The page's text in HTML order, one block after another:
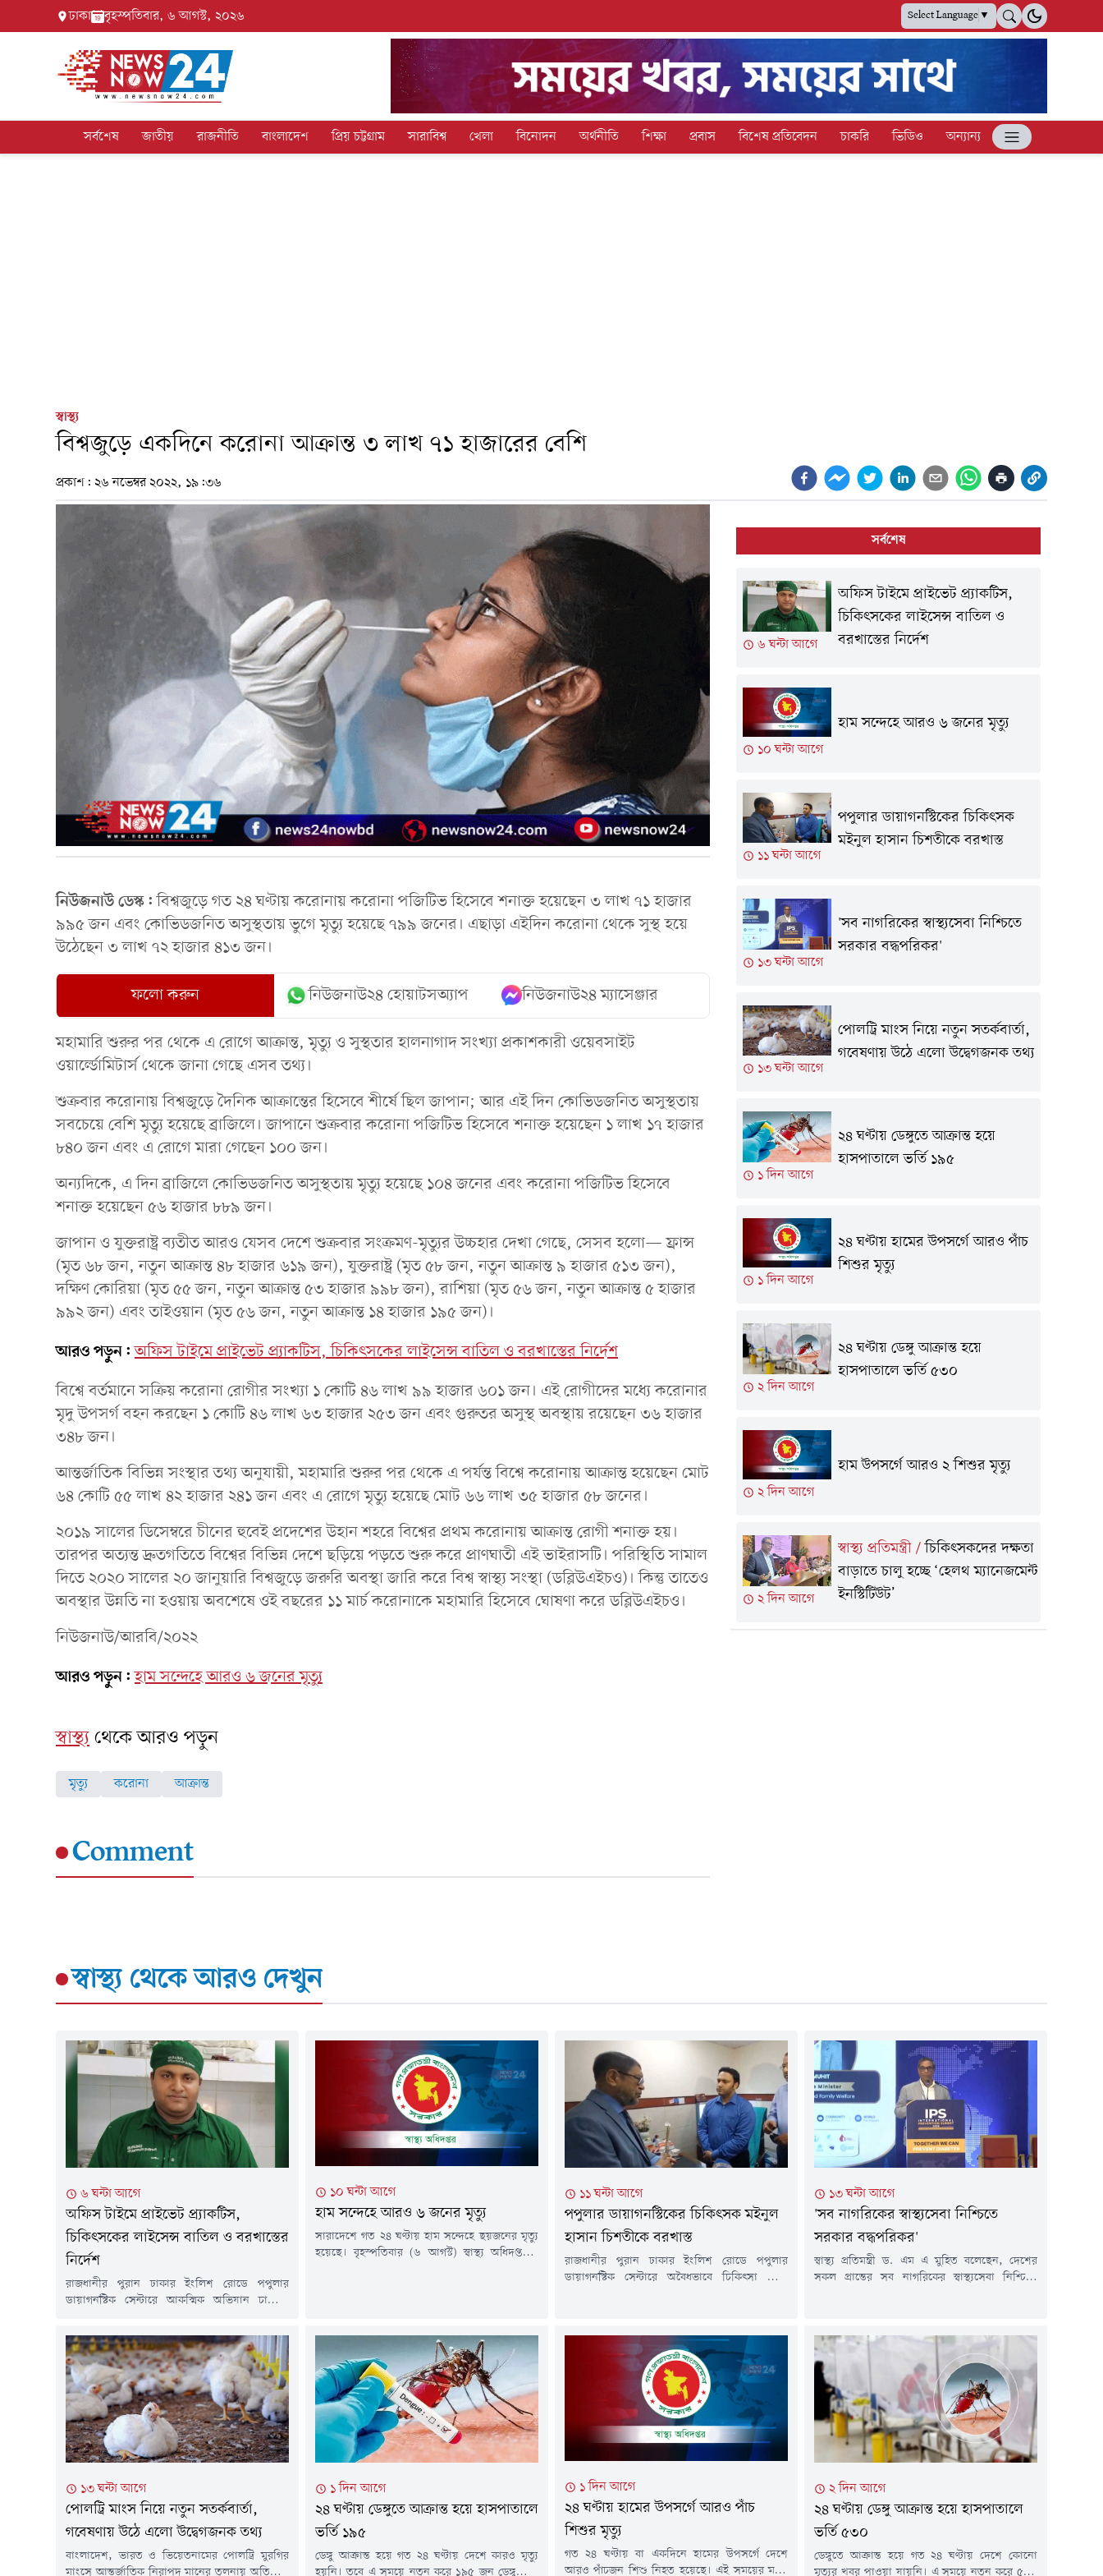
ঢাকা বৃহস্পতিবার, ৬ আগস্ট, ২০২৬ Select Language▼
সর্বশেষ জাতীয় রাজনীতি বাংলাদেশ প্রিয় চট্টগ্রাম সারাবিশ্ব খেলা বিনোদন অর্থনীতি শিক্ষা প্রবাস বিশেষ প্রতিবেদন চাকরি ভিডিও অন্যান্য
স্বাস্থ্য
বিশ্বজুড়ে একদিনে করোনা আক্রান্ত ৩ লাখ ৭১ হাজারের বেশি
প্রকাশ: ২৬ নভেম্বর ২০২২, ১৯:৩৬
নিউজনাউ ডেস্ক:বিশ্বজুড়ে গত ২৪ ঘণ্টায় করোনায় করোনা পজিটিভ হিসেবে শনাক্ত হয়েছেন ৩ লাখ ৭১ হাজার
৯৯৫ জন এবং কোভিডজনিত অসুস্থতায় ভুগে মৃত্যু হয়েছে ৭৯৯ জনের। এছাড়া এইদিন করোনা থেকে সুস্থ হয়ে
উঠেছেন ৩ লাখ ৭২ হাজার ৪১৩ জন।
ফলো করুন নিউজনাউ২৪ হোয়াটসঅ্যাপ নিউজনাউ২৪ ম্যাসেঞ্জার
মহামারি শুরুর পর থেকে এ রোগে আক্রান্ত, মৃত্যু ও সুস্থতার হালনাগাদ সংখ্যা প্রকাশকারী ওয়েবসাইট
ওয়ার্ল্ডোমিটার্স থেকে জানা গেছে এসব তথ্য।
শুক্রবার করোনায় বিশ্বজুড়ে দৈনিক আক্রান্তের হিসেবে শীর্ষে ছিল জাপান; আর এই দিন কোভিডজনিত অসুস্থতায়
সবচেয়ে বেশি মৃত্যু হয়েছে ব্রাজিলে। জাপানে শুক্রবার করোনা পজিটিভ হিসেবে শনাক্ত হয়েছেন ১ লাখ ১৭ হাজার
৮৪০ জন এবং এ রোগে মারা গেছেন ১০০ জন।
অন্যদিকে, এ দিন ব্রাজিলে কোভিডজনিত অসুস্থতায় মৃত্যু হয়েছে ১০৪ জনের এবং করোনা পজিটিভ হিসেবে
শনাক্ত হয়েছেন ৫৬ হাজার ৮৮৯ জন।
জাপান ও যুক্তরাষ্ট্র ব্যতীত আরও যেসব দেশে শুক্রবার সংক্রমণ-মৃত্যুর উচ্চহার দেখা গেছে, সেসব হলো— ফ্রান্স
(মৃত ৬৮ জন, নতুন আক্রান্ত ৪৮ হাজার ৬১৯ জন), যুক্তরাষ্ট্র (মৃত ৫৮ জন, নতুন আক্রান্ত ৯ হাজার ৫১৩ জন),
দক্ষিণ কোরিয়া (মৃত ৫৫ জন, নতুন আক্রান্ত ৫৩ হাজার ৯৯৮ জন), রাশিয়া (মৃত ৫৬ জন, নতুন আক্রান্ত ৫ হাজার
৯৯২ জন) এবং তাইওয়ান (মৃত ৫৬ জন, নতুন আক্রান্ত ১৪ হাজার ১৯৫ জন)।
আরও পড়ুন: অফিস টাইমে প্রাইভেট প্র্যাকটিস, চিকিৎসকের লাইসেন্স বাতিল ও বরখাস্তের নির্দেশ
বিশ্বে বর্তমানে সক্রিয় করোনা রোগীর সংখ্যা ১ কোটি ৪৬ লাখ ৯৯ হাজার ৬০১ জন। এই রোগীদের মধ্যে করোনার
মৃদু উপসর্গ বহন করছেন ১ কোটি ৪৬ লাখ ৬৩ হাজার ২৫৩ জন এবং গুরুতর অসুস্থ অবস্থায় রয়েছেন ৩৬ হাজার
৩৪৮ জন।
আন্তর্জাতিক বিভিন্ন সংস্থার তথ্য অনুযায়ী, মহামারি শুরুর পর থেকে এ পর্যন্ত বিশ্বে করোনায় আক্রান্ত হয়েছেন মোট
৬৪ কোটি ৫৫ লাখ ৪২ হাজার ২৪১ জন এবং এ রোগে মৃত্যু হয়েছে মোট ৬৬ লাখ ৩৫ হাজার ৫৮ জনের।
২০১৯ সালের ডিসেম্বরে চীনের হুবেই প্রদেশের উহান শহরে বিশ্বের প্রথম করোনায় আক্রান্ত রোগী শনাক্ত হয়।
তারপর অত্যন্ত দ্রুতগতিতে বিশ্বের বিভিন্ন দেশে ছড়িয়ে পড়তে শুরু করে প্রাণঘাতী এই ভাইরাসটি। পরিস্থিতি সামাল
দিতে ২০২০ সালের ২০ জানুয়ারি বিশ্বজুড়ে জরুরি অবস্থা জারি করে বিশ্ব স্বাস্থ্য সংস্থা (ডব্লিউএইচও)। কিন্তু তাতেও
অবস্থার উন্নতি না হওয়ায় অবশেষে ওই বছরের ১১ মার্চ করোনাকে মহামারি হিসেবে ঘোষণা করে ডব্লিউএইচও।
নিউজনাউ/আরবি/২০২২
আরও পড়ুন: হাম সন্দেহে আরও ৬ জনের মৃত্যু
স্বাস্থ্যথেকে আরও পড়ুন
মৃত্যু করোনা আক্রান্ত
Comment
সর্বশেষ
৬ ঘন্টা আগে
অফিস টাইমে প্রাইভেট প্র্যাকটিস,
চিকিৎসকের লাইসেন্স বাতিল ও
বরখাস্তের নির্দেশ
১০ ঘন্টা আগে
হাম সন্দেহে আরও ৬ জনের মৃত্যু
১১ ঘন্টা আগে
পপুলার ডায়াগনস্টিকের চিকিৎসক
মইনুল হাসান চিশতীকে বরখাস্ত
১৩ ঘন্টা আগে
'সব নাগরিকের স্বাস্থ্যসেবা নিশ্চিতে
সরকার বদ্ধপরিকর'
১৩ ঘন্টা আগে
পোলট্রি মাংস নিয়ে নতুন সতর্কবার্তা,
গবেষণায় উঠে এলো উদ্বেগজনক তথ্য
১ দিন আগে
২৪ ঘণ্টায় ডেঙ্গুতে আক্রান্ত হয়ে
হাসপাতালে ভর্তি ১৯৫
১ দিন আগে
২৪ ঘণ্টায় হামের উপসর্গে আরও পাঁচ
শিশুর মৃত্যু
২ দিন আগে
২৪ ঘণ্টায় ডেঙ্গু আক্রান্ত হয়ে
হাসপাতালে ভর্তি ৫৩০
২ দিন আগে
হাম উপসর্গে আরও ২ শিশুর মৃত্যু
২ দিন আগে
স্বাস্থ্য প্রতিমন্ত্রী/চিকিৎসকদের দক্ষতা
বাড়াতে চালু হচ্ছে ‘হেলথ ম্যানেজমেন্ট
ইনস্টিটিউট’
স্বাস্থ্য থেকে আরও দেখুন
৬ ঘন্টা আগে
অফিস টাইমে প্রাইভেট প্র্যাকটিস,
চিকিৎসকের লাইসেন্স বাতিল ও বরখাস্তের
নির্দেশ
রাজধানীর পুরান ঢাকার ইংলিশ রোডে পপুলার
ডায়াগনস্টিক সেন্টারে আকস্মিক অভিযান চালিয়ে
অভিযোগে নরসিংদীর বেলাব উপজেলা স্বাস্থ্য
কমপ্লেক্সের চিকিৎসক ডা. মইনুল হাসান চিশতীকে
হাতেনাতে শনাক্ত করেছেন স্বাস্থ্যমন্ত্রী সরদার মো.
সাখাওয়াত হোসেন। এ ঘটনায় ওই চিকিৎসকের
নিবন্ধন বাতিল এবং সরকারি চাকরি থেকে বরখাস্তের
নির্দেশ দিয়েছেন মন্ত্রী।বৃহস্পতিবার...
১০ ঘন্টা আগে
হাম সন্দেহে আরও ৬ জনের মৃত্যু
সারাদেশে গত ২৪ ঘণ্টায় হাম সন্দেহে ছয়জনের মৃত্যু
হয়েছে। বৃহস্পতিবার (৬ আগস্ট) স্বাস্থ্য অধিদপ্তরের
সংখ্যা এক লক্ষ ৩৩ হাজার...
১১ ঘন্টা আগে
পপুলার ডায়াগনস্টিকের চিকিৎসক মইনুল
হাসান চিশতীকে বরখাস্ত
রাজধানীর পুরান ঢাকার ইংলিশ রোডে পপুলার
ডায়াগনস্টিক সেন্টারে অবৈধভাবে চিকিৎসা সেবা
অভিযান পরিচালনা করেন স্বাস্থ্যমন্ত্রী সরদার
সাখাওয়াত হোসেন।এ সময়, নরসিংদীর বেলাবো
উপজেলার সরকারি হাসপাতালের ডাক্তার মইনুল
হাসান চিশতীকে সেবারত অবস্থায় হাতেনাতে ধরেন...
১৩ ঘন্টা আগে
'সব নাগরিকের স্বাস্থ্যসেবা নিশ্চিতে
সরকার বদ্ধপরিকর'
স্বাস্থ্য প্রতিমন্ত্রী ড. এম এ মুহিত বলেছেন, দেশের
সকল প্রান্তের সব নাগরিকের স্বাস্থ্যসেবা নিশ্চিতে
প্রতিমন্ত্রী বলেন, স্বাস্থ্যসেবাকে প্রান্তিক পর্যায়ে পৌঁছে
দেয়ার জন্য সরকার কাজ করছে। সেখানে অবশ্যই
স্বাস্থ্য বিশেষজ্ঞ, গবেষক, উন্নয়ন সহযোগী...
১৩ ঘন্টা আগে
পোলট্রি মাংস নিয়ে নতুন সতর্কবার্তা,
গবেষণায় উঠে এলো উদ্বেগজনক তথ্য
বাংলাদেশ, ভারত ও ভিয়েতনামের পোলট্রি মুরগির
মাংসে আন্তর্জাতিক নিরাপদ মানের তুলনায় অতিরিক্ত
১ দিন আগে
২৪ ঘণ্টায় ডেঙ্গুতে আক্রান্ত হয়ে হাসপাতালে
ভর্তি ১৯৫
ডেঙ্গু আক্রান্ত হয়ে গত ২৪ ঘণ্টায় দেশে কারও মৃত্যু
হয়নি। তবে এ সময়ে নতুন করে ১৯৫ জন ডেঙ্গুরোগী
১ দিন আগে
২৪ ঘণ্টায় হামের উপসর্গে আরও পাঁচ
শিশুর মৃত্যু
গত ২৪ ঘণ্টায় বা একদিনে হামের উপসর্গে দেশে
আরও পাঁচজন শিশু নিহত হয়েছে। এই সময়ের মধ্যে
২ দিন আগে
২৪ ঘণ্টায় ডেঙ্গু আক্রান্ত হয়ে হাসপাতালে
ভর্তি ৫৩০
ডেঙ্গুতে আক্রান্ত হয়ে গত ২৪ ঘণ্টায় দেশে কোনো
মৃত্যুর খবর পাওয়া যায়নি। এ সময়ে নতুন করে ৫৩০